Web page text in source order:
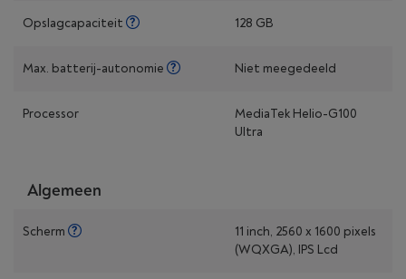
Opslagcapaciteit 128 GB
Max. batterij-autonomie Niet meegedeeld
Processor
MediaTek Helio-G100
Ultra
Algemeen
Scherm
11 inch, 2560 x 1600 pixels
(WQXGA), IPS Lcd